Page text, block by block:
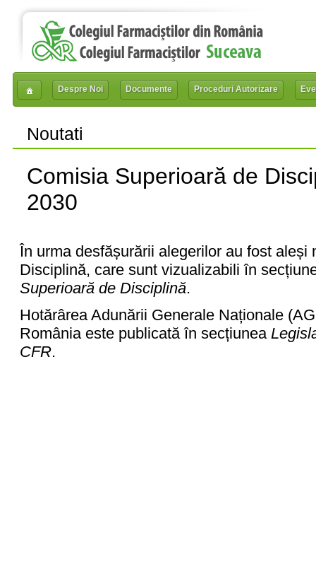
Despre Noi Documente Proceduri Autorizare
Noutati
Comisia Superioară de
2030
În urma desfășurării alegerilor au fost
Disciplină, care sunt vizualizabili în
Superioară de Disciplină.
Hotărârea Adunării Generale Naționale
România este publicată în secțiunea
CFR.